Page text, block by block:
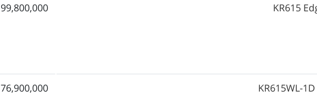
99,800,000 تومان
76,900,000 تومان